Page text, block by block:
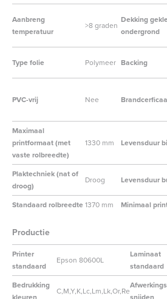
Aanbreng
temperatuur
>8 graden
Dekking
ondergrond
Type folie Polymeer Backing
PVC-vrij Nee
Maximaal
printformaat (met
vaste rolbreedte)
1330 mm Levensduur
Plaktechniek (nat of
droog)
Droog Levensduur
Standaard rolbreedte1370 mm Minimaal
Productie
Printer
standaard
Epson 80600L
Laminaat
standaard
Bedrukking
kleuren
C,M,Y,K,Lc,Lm,Lk,Or,Re
snijden